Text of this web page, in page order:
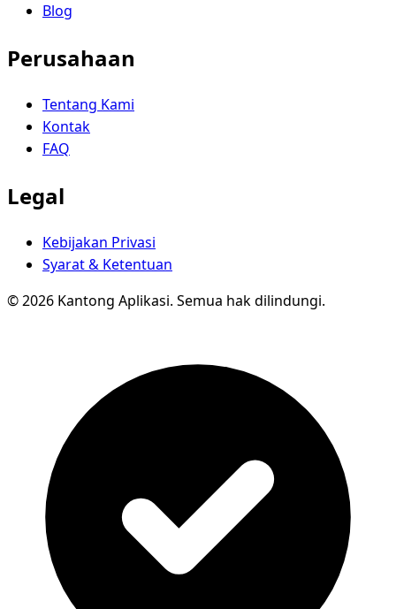
Blog
Perusahaan
Tentang Kami
Kontak
FAQ
Legal
Kebijakan Privasi
Syarat & Ketentuan
© 2026 Kantong Aplikasi. Semua hak dilindungi.